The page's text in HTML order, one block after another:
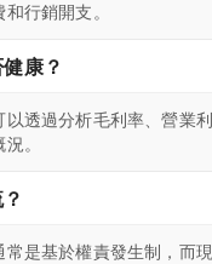
行銷開支。
康？
透過分析毛利率、營業
。
是基於權責發生制，而